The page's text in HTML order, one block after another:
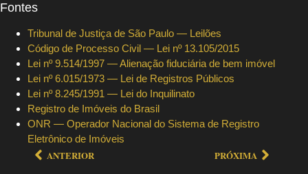
Fontes
Tribunal de Justiça de São Paulo — Leilões
Código de Processo Civil — Lei nº 13.105/2015
Lei nº 9.514/1997 — Alienação fiduciária de bem imóvel
Lei nº 6.015/1973 — Lei de Registros Públicos
Lei nº 8.245/1991 — Lei do Inquilinato
Registro de Imóveis do Brasil
ONR — Operador Nacional do Sistema de Registro
Eletrônico de Imóveis
ANTERIOR PRÓXIMA